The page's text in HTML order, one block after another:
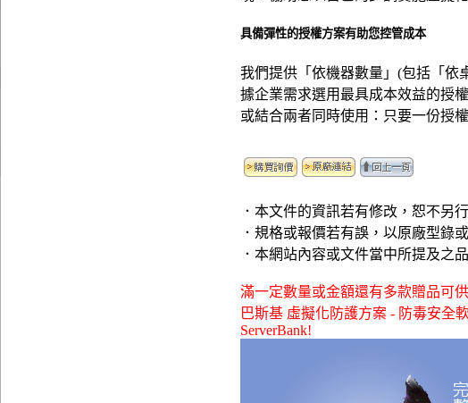
具備彈性的授權方案有助您控管成本
我們提供「依機器數量」(包括「依
據企業需求選用最具成本效益的授
或結合兩者同時使用：只要一份授
．本文件的資訊若有修改，恕不另
．規格或報價若有誤，以原廠型錄
．本網站內容或文件當中所提及之
滿一定數量或金額還有多款贈品可
巴斯基 虛擬化防護方案 - 防毒安全
ServerBank!